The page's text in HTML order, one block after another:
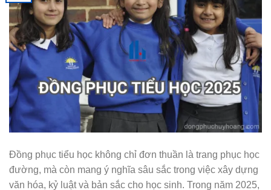
Đồng phục tiểu học không chỉ đơn thuần là trang phục học
đường, mà còn mang ý nghĩa sâu sắc trong việc xây dựng
văn hóa, kỷ luật và bản sắc cho học sinh. Trong năm 2025,